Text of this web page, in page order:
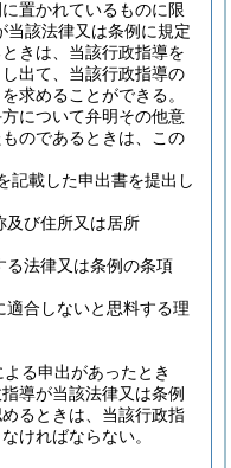
置かれているものに限
当該法律又は条例に規定
きは、当該行政指導を
出て、当該行政指導の
求めることができる。
について弁明その他意
のであるときは、この
記載した申出書を提出し
及び住所又は居所
る法律又は条例の条項
適合しないと思料する理
る申出があったとき
導が当該法律又は条例
るときは、当該行政指
ければならない。